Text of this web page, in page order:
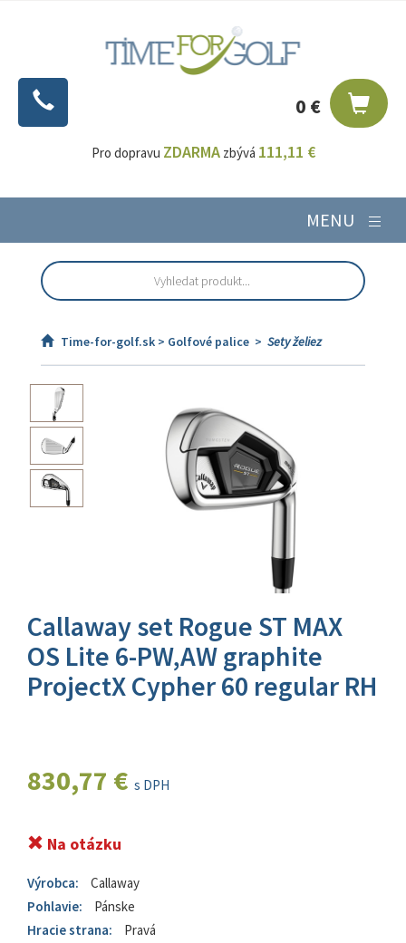
0 €
Pro dopravu ZDARMAzbývá 111,11 €
MENU
Time-for-golf.sk > Golfové palice > Sety želiez
Callaway set Rogue ST MAX
OS Lite 6-PW,AW graphite
ProjectX Cypher 60 regular RH
830,77 € s DPH
Na otázku
Výrobca:
Callaway
Pohlavie:
Pánske
Hracie strana:
Pravá